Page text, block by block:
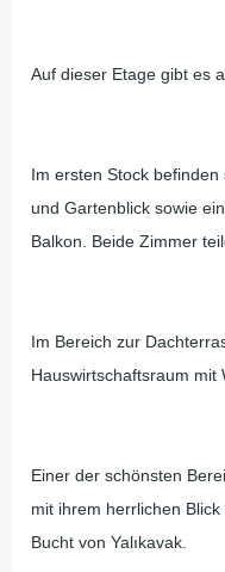
Auf dieser Etage gibt es
Im ersten Stock
und Gartenblick sowie
Balkon. Beide Zimmer
Im Bereich zur
Hauswirtschaftsraum mit
Einer der schönsten
mit ihrem herrlichen
Bucht von Yalıkavak.